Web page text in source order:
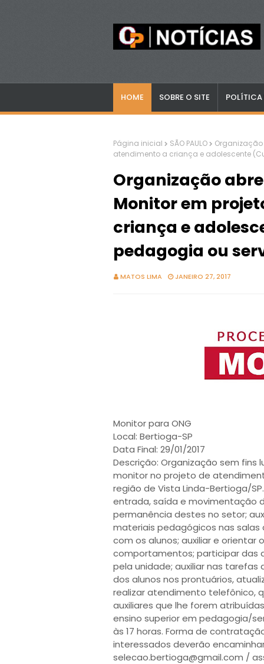
HOME SOBRE O SITE POLÍTICA
Página inicial SÃO PAULO
Organização
atendimento a criança e adolescente
Organização
Monitor em
criança e
pedagogia ou
MATOS LIMA JANEIRO 27, 2017
Monitor para ONG
Local: Bertioga-SP
Data Final: 29/01/2017
Descrição: Organização sem
monitor no projeto de
região de Vista Linda-Bertioga/
entrada, saída e movimentação
permanência destes no setor;
materiais pedagógicos nas
com os alunos; auxiliar e orientar
comportamentos; participar das
pela unidade; auxiliar nas
dos alunos nos prontuários,
realizar atendimento telefônico,
auxiliares que lhe forem
ensino superior em pedagogia/
às 17 horas. Forma de
interessados deverão
selecao.bertioga@gmail.com /